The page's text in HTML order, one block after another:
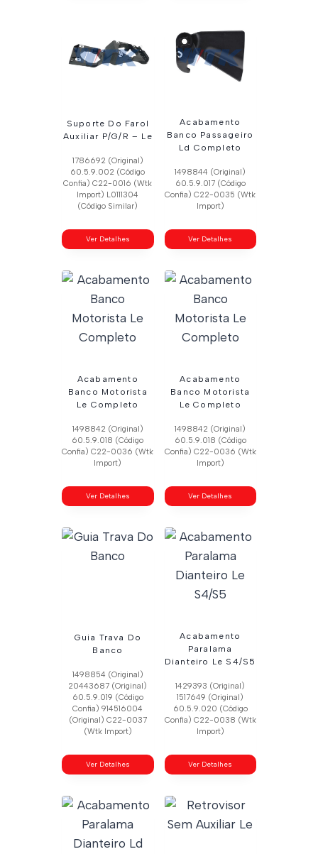
Suporte Do Farol
Auxiliar P/G/R – Le
1786692 (Original)
60.5.9.002 (Código
Confia) C22-0016 (Wtk
Import) L0111304
(Código Similar)
Ver Detalhes
Acabamento
Banco Passageiro
Ld Completo
1498844 (Original)
60.5.9.017 (Código
Confia) C22-0035 (Wtk
Import)
Ver Detalhes
Acabamento
Banco Motorista
Le Completo
1498842 (Original)
60.5.9.018 (Código
Confia) C22-0036 (Wtk
Import)
Ver Detalhes
Acabamento
Banco Motorista
Le Completo
1498842 (Original)
60.5.9.018 (Código
Confia) C22-0036 (Wtk
Import)
Ver Detalhes
Guia Trava Do
Banco
1498854 (Original)
20443687 (Original)
60.5.9.019 (Código
Confia) 914516004
(Original) C22-0037
(Wtk Import)
Ver Detalhes
Acabamento
Paralama
Dianteiro Le S4/S5
1429393 (Original)
1517649 (Original)
60.5.9.020 (Código
Confia) C22-0038 (Wtk
Import)
Ver Detalhes